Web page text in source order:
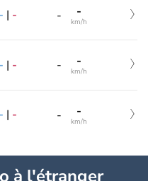
- | - - -
km/h
- | - - -
km/h
- | - - -
km/h
à l'étranger